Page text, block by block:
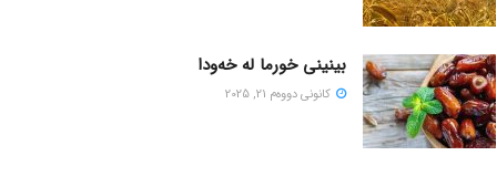
بینینی خورما لە خەودا
كانونی دووه‌م 21, 2025